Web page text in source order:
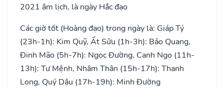
2021 âm lịch, là ngày Hắc đạo
Các giờ tốt (Hoàng đạo) trong ngày là: Giáp Tý
(23h-1h): Kim Quỹ, Ất Sửu (1h-3h): Bảo Quang,
Đinh Mão (5h-7h): Ngọc Đường, Canh Ngọ (11h-
13h): Tư Mệnh, Nhâm Thân (15h-17h): Thanh
Long, Quý Dậu (17h-19h): Minh Đường